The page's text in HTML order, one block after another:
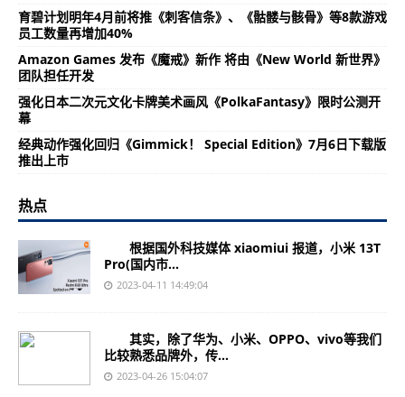
育碧计划明年4月前将推《刺客信条》、《骷髅与骸骨》等8款游戏
员工数量再增加40%
Amazon Games 发布《魔戒》新作 将由《New World 新世界》
团队担任开发
强化日本二次元文化卡牌美术画风《PolkaFantasy》限时公测开
幕
经典动作强化回归《Gimmick！ Special Edition》7月6日下载版
推出上市
热点
根据国外科技媒体 xiaomiui 报道，小米 13T
Pro(国内市...
2023-04-11 14:49:04
其实，除了华为、小米、OPPO、vivo等我们
比较熟悉品牌外，传...
2023-04-26 15:04:07